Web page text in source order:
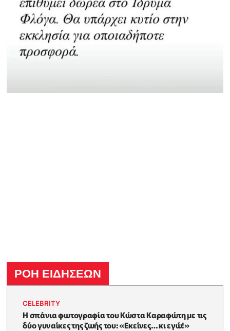
ΡΟΗ ΕΙΔΗΣΕΩΝ
CELEBRITY
Η σπάνια φωτογραφία του Κώστα Καραφώτη με τις
δύο γυναίκες της ζωής του: «Εκείνες… κι εγώ!»